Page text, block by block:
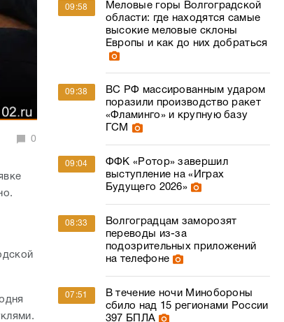
0
09:58
Меловые горы Волгоградской
области: где находятся самые
высокие меловые склоны
Европы и как до них добраться
09:38
ВС РФ массированным ударом
поразили производство ракет
«Фламинго» и крупную базу
ГСМ
09:04
ФФК «Ротор» завершил
выступление на «Играх
Будущего 2026»
08:33
Волгоградцам заморозят
переводы из-за
подозрительных приложений
на телефоне
07:51
В течение ночи Минобороны
сбило над 15 регионами России
397 БПЛА